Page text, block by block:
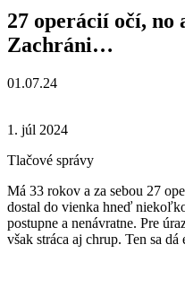
27 operácií očí,
Zachráni…
01.07.24
1. júl 2024
Tlačové správy
Má 33 rokov a za sebou 27
dostal do vienka hneď
postupne a nenávratne. Pre
však stráca aj chrup. Ten sa dá